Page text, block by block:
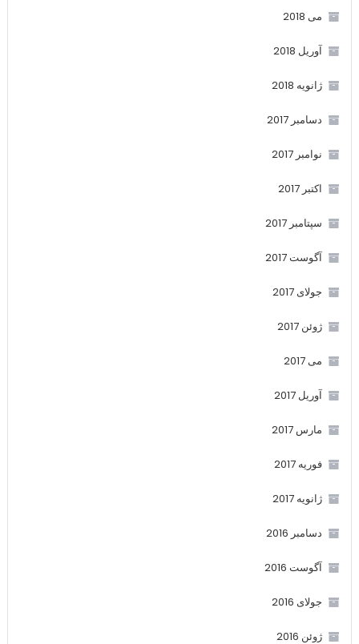
می 2018
آوریل 2018
ژانویه 2018
دسامبر 2017
نوامبر 2017
اکتبر 2017
سپتامبر 2017
آگوست 2017
جولای 2017
ژوئن 2017
می 2017
آوریل 2017
مارس 2017
فوریه 2017
ژانویه 2017
دسامبر 2016
آگوست 2016
جولای 2016
ژوئن 2016